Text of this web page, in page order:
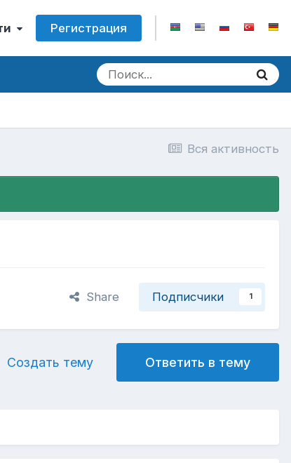
Регистрация
Вся активность
Share Подписчики 1
Ответить в тему
Создать тему